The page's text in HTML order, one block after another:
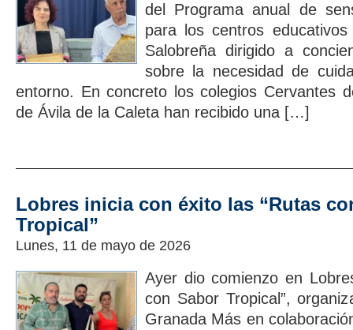
del Programa anual de
para los centros
Salobreña dirigido a
sobre la necesidad de
entorno. En concreto los colegios Cervantes
de Ávila de la Caleta han recibido una […]
Lobres inicia con éxito las “Rutas
Tropical”
Lunes, 11 de mayo de 2026
Ayer dio comienzo en
con Sabor Tropical”,
Granada Más en